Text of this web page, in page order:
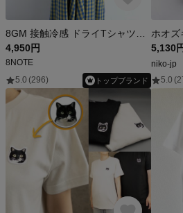
4,950円
8NOTE
5.0 (296) トップブランド
5,130
niko-jp
5.0